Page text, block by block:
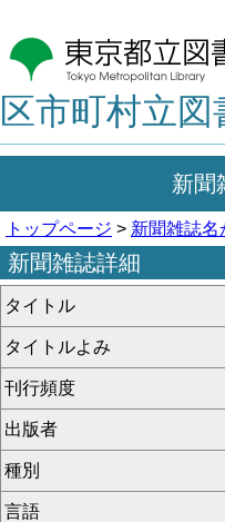
区市町村立
新聞
トップページ > 新聞雑誌名
新聞雑誌詳細
タイトル
タイトルよみ
刊行頻度
出版者
種別
言語